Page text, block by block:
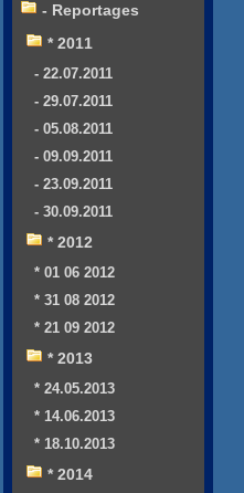
- Reportages
* 2011
- 22.07.2011
- 29.07.2011
- 05.08.2011
- 09.09.2011
- 23.09.2011
- 30.09.2011
* 2012
* 01 06 2012
* 31 08 2012
* 21 09 2012
* 2013
* 24.05.2013
* 14.06.2013
* 18.10.2013
* 2014